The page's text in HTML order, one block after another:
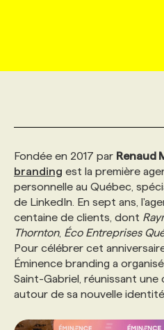
INITIATIVES
PRIX ET
TENDANCES
MARKETING
GEO/SEO
ÉVÉNEMENTIEL
ANNONCEZ AVEC
PROFIL ENTREPRISE
FAQ
ANNONCEZ AVEC
PROFIL CANDIDAT
ANNONCEZ AVEC
NOS PARCOURS DE
FORMATIONS
NOS
POURQUOI CHOISIR
NOS TARIFS
SERVICE DE CHASSE
NOS TARIFS
NOS EXPERTISES
FAQ
ANNONCEZ AVEC NOUS
Fondée en 2017 par Renaud
branding est la première
personnelle au Québec,
de LinkedIn. En sept ans,
centaine de clients, dont
Thornton, Éco Entreprises
Pour célébrer cet
Éminence branding a
Saint-Gabriel, réunissant
autour de sa nouvelle identité